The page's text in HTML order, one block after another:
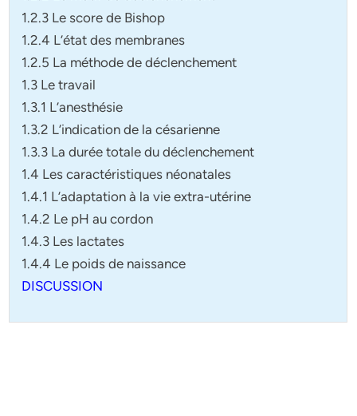
1.2.3 Le score de Bishop
1.2.4 L’état des membranes
1.2.5 La méthode de déclenchement
1.3 Le travail
1.3.1 L’anesthésie
1.3.2 L’indication de la césarienne
1.3.3 La durée totale du déclenchement
1.4 Les caractéristiques néonatales
1.4.1 L’adaptation à la vie extra-utérine
1.4.2 Le pH au cordon
1.4.3 Les lactates
1.4.4 Le poids de naissance
DISCUSSION